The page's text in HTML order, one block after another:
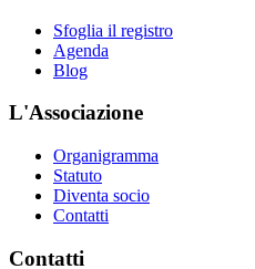
Sfoglia il registro
Agenda
Blog
L'Associazione
Organigramma
Statuto
Diventa socio
Contatti
Contatti